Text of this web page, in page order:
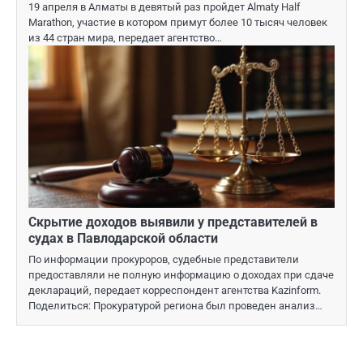
19 апреля в Алматы в девятый раз пройдет Almaty Half
Marathon, участие в котором примут более 10 тысяч человек
из 44 стран мира, передает агентство…
Скрытие доходов выявили у представителей в
судах в Павлодарской области
По информации прокуроров, судебные представители
предоставляли не полную информацию о доходах при сдаче
деклараций, передает корреспондент агентства Kazinform.
Поделиться: Прокуратурой региона был проведен анализ…